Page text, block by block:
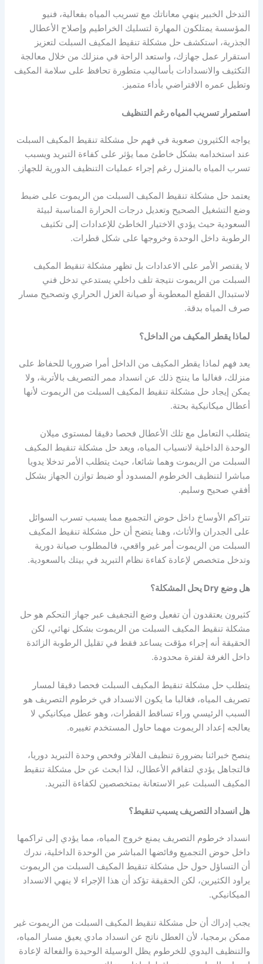
التدخل الخبير ينهي معاناتك مع تسريب المياه بفعالية، فنيو
المؤسسة يمتلكون المهارة لتسليك الخراطيم وإصلاح الأعطال
الجذرية، استكشف حل مشكلة تنقيط المكيف السبلت لتعزيز
استقرار عمل جهازك، واستعد الراحة في منزلك من خلال معالجة
التكثيف والانسدادات بأساليب متطورة تحافظ على سلامة المكيف
وتطيل عمره الافتراضي بأداء متميز.
استمرار تسريب المياه رغم التنظيف
يواجه الكثيرون صعوبة في فهم حل مشكلة تنقيط المكيف السبلت
عند استخدامه بشكل خاطئ مما يؤثر على كفاءة التبريد ويسبب
تسرب المياه بالمنزل رغم إجراء عمليات التنظيف الدورية للجهاز.
يعتمد حل مشكلة تنقيط المكيف السبلت من الريموت على ضبط
وضع التشغيل الصحيح وتعديل درجات الحرارة المناسبة لبيئة
السعودية حيث يؤدي الاختيار الخاطئ للإعدادات إلى تكثيف
الرطوبة داخل الوحدة وخروجها على شكل قطرات.
لا يقتصر الأمر على الاعدادات بل تظهر مشكلة تنقيط المكيف
السبلت من الريموت نتيجة تلف داخلي يستدعي تدخل فني
لاستبدال القطع المعطوبة أو صيانة العزل الحراري وتصحيح مسار
صرف المياه بدقة.
لماذا يقطر المكيف من الداخل؟
يعد فهم لماذا يقطر المكيف من الداخل أمرا ضروريا للحفاظ على
منزلك، فغالبا ما ينتج ذلك عن انسداد ممر التصريف بالأتربة، ولا
يمكن إيجاد حل مشكلة تنقيط المكيف السبلت من الريموت لأنها
أعطال ميكانيكية بحتة.
يتطلب التعامل مع تلك الأعطال فحصا دقيقا لمستوى ميلان
الوحدة الداخلية لانسياب المياه، ويعد حل مشكلة تنقيط المكيف
السبلت من الريموت وهما شائعا، حيث يتطلب الأمر تدخلا يدويا
مباشرا لتنظيف الخرطوم المسدود أو ضبط توازن الجهاز بشكل
أفقي صحيح وسليم.
تتراكم الأوساخ داخل حوض التجميع مما يسبب تسرب السوائل
على الجدران والأثاث، وهنا يتضح أن حل مشكلة تنقيط المكيف
السبلت من الريموت أمر غير واقعي، فالمطلوب صيانة دورية
وتدخل متخصص لإعادة كفاءة نظام التبريد في بيتك بالسعودية.
هل وضع Dry يحل المشكلة؟
كثيرون يعتقدون أن تفعيل وضع التجفيف عبر جهاز التحكم هو حل
مشكلة تنقيط المكيف السبلت من الريموت بشكل نهائي، لكن
الحقيقة أنه إجراء مؤقت يساعد فقط في تقليل الرطوبة الزائدة
داخل الغرفة لفترة محدودة.
يتطلب حل مشكلة تنقيط المكيف السبلت فحصا دقيقا لمسار
تصريف المياه، فغالبا ما يكون الانسداد في خرطوم التصريف هو
السبب الرئيسي وراء تساقط القطرات، وهو عطل ميكانيكي لا
يعالجه إعداد الريموت مهما حاول المستخدم تغييره.
ينصح خبرائنا بضرورة تنظيف الفلاتر وفحص وحدة التبريد دوريا،
فالتجاهل يؤدي لتفاقم الأعطال، لذا ابحث عن حل مشكلة تنقيط
المكيف السبلت عبر الاستعانة بمتخصصين لكفاءة التبريد.
هل انسداد التصريف يسبب تنقيط؟
انسداد خرطوم التصريف يمنع خروج المياه، مما يؤدي إلى تراكمها
داخل حوض التجميع وفائضها المباشر من الوحدة الداخلية، ندرك
أن التساؤل حول حل مشكلة تنقيط المكيف السبلت من الريموت
يراود الكثيرين، لكن الحقيقة تؤكد أن هذا الإجراء لا ينهي الانسداد
الميكانيكي.
يجب إدراك أن حل مشكلة تنقيط المكيف السبلت من الريموت غير
ممكن برمجيا، لأن العطل ناتج عن انسداد مادي يعيق مسار المياه،
والتنظيف اليدوي للخرطوم يظل الوسيلة الوحيدة والفعالة لإعادة